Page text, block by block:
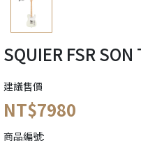
SQUIER FSR
建議售價
NT$7980
商品編號: